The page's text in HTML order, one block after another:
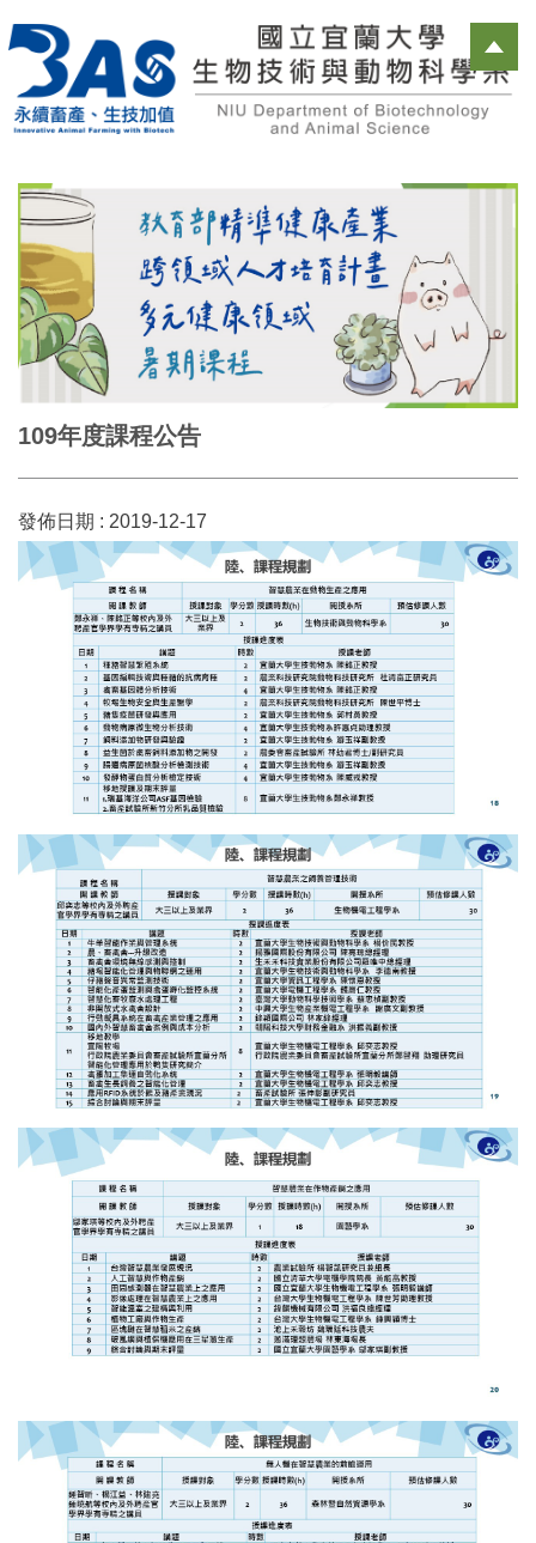
到
要
內
109年度課程公告
發佈日期 : 2019-12-17